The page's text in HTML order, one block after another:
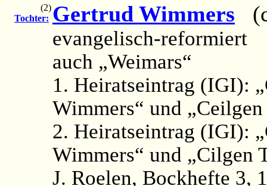
(2)
Tochter: Gertrud Wimmers
evangelisch-reformiert
auch „Weimars“
1. Heiratseintrag (IGI):
Wimmers“ und
2. Heiratseintrag (IGI):
Wimmers“ und „Cilgen
J. Roelen, Bockhefte 3,